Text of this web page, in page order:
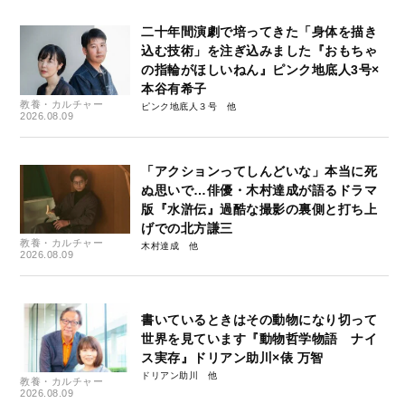
教養・カルチャー
2026.08.09
二十年間演劇で培ってきた「身体を描き
込む技術」を注ぎ込みました『おもちゃ
の指輪がほしいねん』ピンク地底人3号×
本谷有希子
ピンク地底人３号
教養・カルチャー
2026.08.09
「アクションってしんどいな」本当に死
ぬ思いで…俳優・木村達成が語るドラマ
版『水滸伝』過酷な撮影の裏側と打ち上
げでの北方謙三
木村達成
教養・カルチャー
2026.08.09
書いているときはその動物になり切って
世界を見ています『動物哲学物語 ナイ
ス実存』ドリアン助川×俵 万智
ドリアン助川